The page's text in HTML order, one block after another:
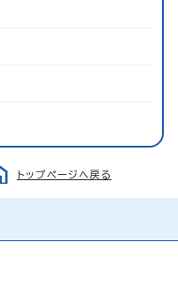
トップページへ戻る